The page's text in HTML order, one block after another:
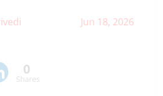
Jun 18, 2026
0
Shares